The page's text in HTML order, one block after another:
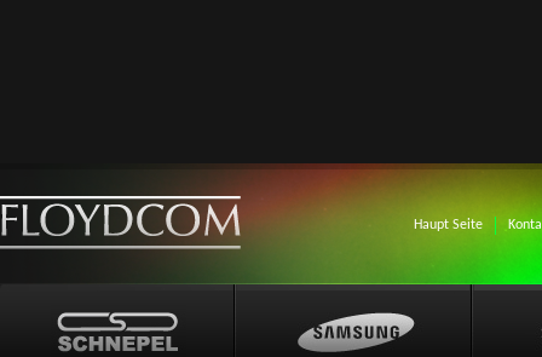
Haupt Seite